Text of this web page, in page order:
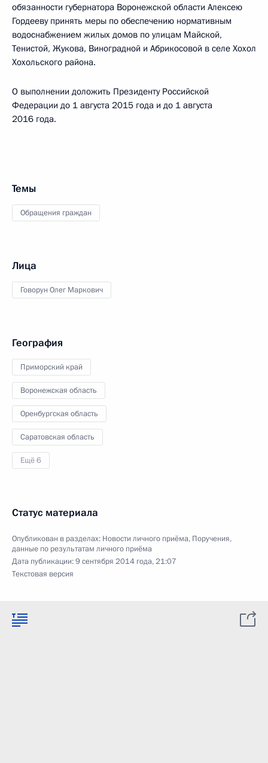
обязанности губернатора Воронежской области Алексею
Гордееву принять меры по обеспечению нормативным
водоснабжением жилых домов по улицам Майской,
Тенистой, Жукова, Виноградной и Абрикосовой в селе Хохол
Хохольского района.
О выполнении доложить Президенту Российской
Федерации до 1 августа 2015 года и до 1 августа
2016 года.
Темы
Обращения граждан
Лица
Говорун Олег Маркович
География
Приморский край
Воронежская область
Оренбургская область
Саратовская область
Ещё 6
Статус материала
Опубликован в разделах: Новости личного приёма, Поручения,
данные по результатам личного приёма
Дата публикации:9 сентября 2014 года, 21:07
Текстовая версия